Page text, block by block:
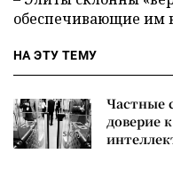
обеспечивающие им
НА ЭТУ ТЕМУ
Частные
доверие